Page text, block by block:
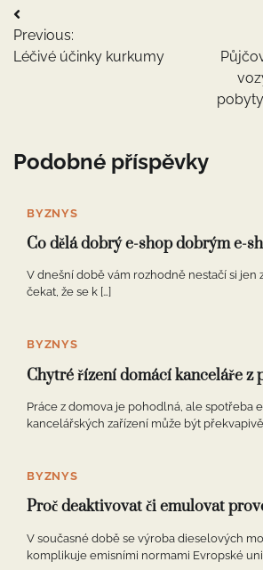
Navigace
pro
Previous:
Léčivé účinky kurkumy
Podobné příspěvky
BYZNYS
Co dělá dobrý e-shop dobrým e-
V dnešní době vám rozhodně nestačí si jen
čekat, že se k […]
BYZNYS
Chytré řízení domácí kanceláře z
Práce z domova je pohodlná, ale spotřeba
kancelářských zařízení může být překvapivě
BYZNYS
Proč deaktivovat či emulovat
V současné době se výroba dieselových
komplikuje emisními normami Evropské